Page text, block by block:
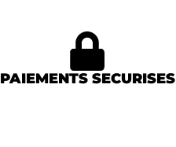
PAIEMENTS SECURISES